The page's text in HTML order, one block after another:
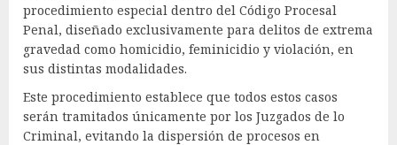
procedimiento especial dentro del Código Procesal
Penal, diseñado exclusivamente para delitos de extrema
gravedad como homicidio, feminicidio y violación, en
sus distintas modalidades.
Este procedimiento establece que todos estos casos
serán tramitados únicamente por los Juzgados de lo
Criminal, evitando la dispersión de procesos en